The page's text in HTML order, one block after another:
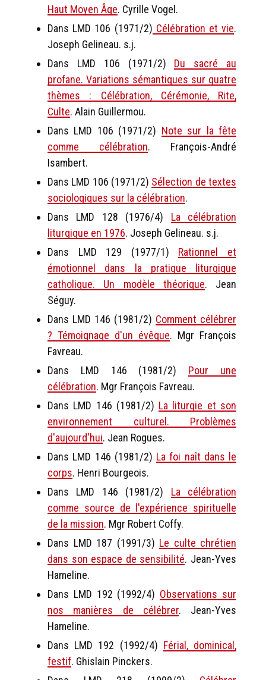
Haut Moyen Âge. Cyrille Vogel.
Dans LMD 106 (1971/2) Célébration et vie.
Joseph Gelineau. s.j.
Dans LMD 106 (1971/2) Du sacré au
profane. Variations sémantiques sur quatre
thèmes : Célébration, Cérémonie, Rite,
Culte. Alain Guillermou.
Dans LMD 106 (1971/2) Note sur la fête
comme célébration. François-André
Isambert.
Dans LMD 106 (1971/2) Sélection de textes
sociologiques sur la célébration.
Dans LMD 128 (1976/4) La célébration
liturgique en 1976. Joseph Gelineau. s.j.
Dans LMD 129 (1977/1) Rationnel et
émotionnel dans la pratique liturgique
catholique. Un modèle théorique. Jean
Séguy.
Dans LMD 146 (1981/2) Comment célébrer
? Témoignage d'un évêque. Mgr François
Favreau.
Dans LMD 146 (1981/2) Pour une
célébration. Mgr François Favreau.
Dans LMD 146 (1981/2) La liturgie et son
environnement culturel. Problèmes
d'aujourd'hui. Jean Rogues.
Dans LMD 146 (1981/2) La foi naît dans le
corps. Henri Bourgeois.
Dans LMD 146 (1981/2) La célébration
comme source de l'expérience spirituelle
de la mission. Mgr Robert Coffy.
Dans LMD 187 (1991/3) Le culte chrétien
dans son espace de sensibilité. Jean-Yves
Hameline.
Dans LMD 192 (1992/4) Observations sur
nos manières de célébrer. Jean-Yves
Hameline.
Dans LMD 192 (1992/4) Férial, dominical,
festif. Ghislain Pinckers.